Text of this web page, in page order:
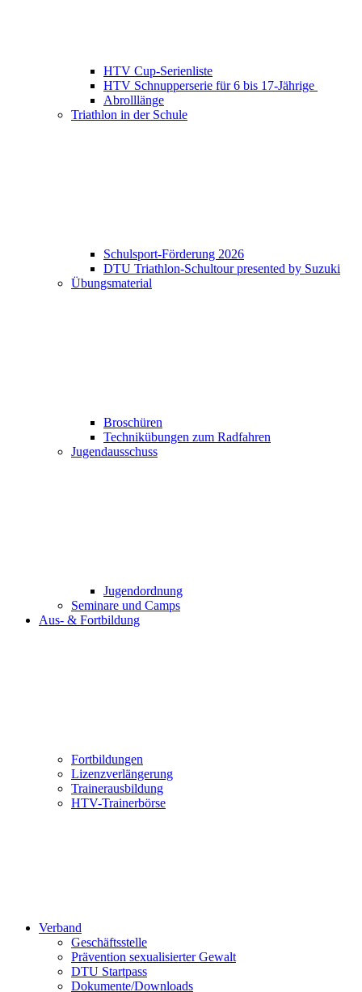
HTV Cup-Serienliste
HTV Schnupperserie für 6 bis 17-Jährige
Abrolllänge
Triathlon in der Schule
Schulsport-Förderung 2026
DTU Triathlon-Schultour presented by Suzuki
Übungsmaterial
Broschüren
Technikübungen zum Radfahren
Jugendausschuss
Jugendordnung
Seminare und Camps
Aus- & Fortbildung
Fortbildungen
Lizenzverlängerung
Trainerausbildung
HTV-Trainerbörse
Verband
Geschäftsstelle
Prävention sexualisierter Gewalt
DTU Startpass
Dokumente/Downloads